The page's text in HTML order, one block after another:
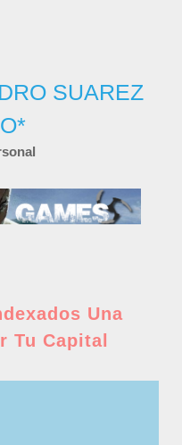
SUAREZ
Una
Tu Capital